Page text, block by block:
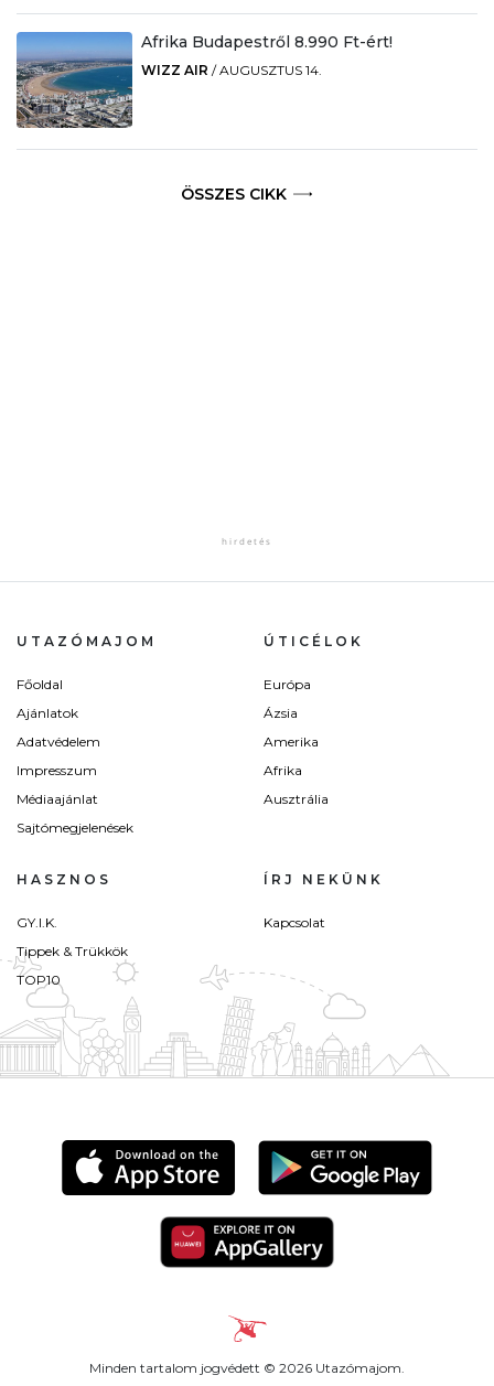
Afrika Budapestről 8.990 Ft-ért!
WIZZ AIR /AUGUSZTUS 14.
ÖSSZES CIKK
UTAZÓMAJOM
Főoldal
Ajánlatok
Adatvédelem
Impresszum
Médiaajánlat
Sajtómegjelenések
ÚTICÉLOK
Európa
Ázsia
Amerika
Afrika
Ausztrália
HASZNOS
GY.I.K.
Tippek & Trükkök
TOP10
ÍRJ NEKÜNK
Kapcsolat
Minden tartalom jogvédett © 2026 Utazómajom.